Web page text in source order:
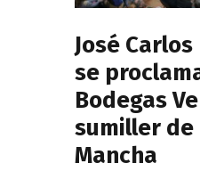
José
se
Bodegas
sumiller de
Mancha